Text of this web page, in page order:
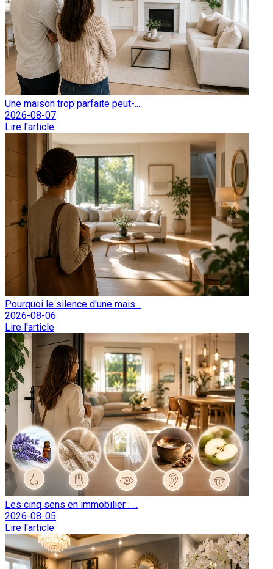
Une maison trop parfaite peut-...
2026-08-07
Lire l'article
Pourquoi le silence d'une mais...
2026-08-06
Lire l'article
Les cinq sens en immobilier : ...
2026-08-05
Lire l'article